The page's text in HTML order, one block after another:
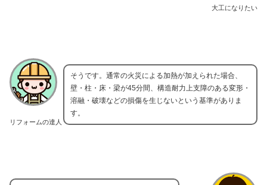
大工になりたい
リフォームの達人
そうです。通常の火災による加熱が加えられた場合、
壁・柱・床・梁が45分間、構造耐力上支障のある変形・
溶融・破壊などの損傷を生じないという基準がありま
す。